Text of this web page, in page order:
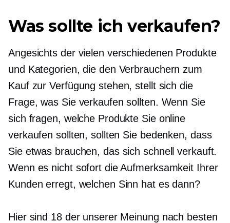
Was sollte ich verkaufen?
Angesichts der vielen verschiedenen Produkte
und Kategorien, die den Verbrauchern zum
Kauf zur Verfügung stehen, stellt sich die
Frage, was Sie verkaufen sollten. Wenn Sie
sich fragen, welche Produkte Sie online
verkaufen sollten, sollten Sie bedenken, dass
Sie etwas brauchen, das sich schnell verkauft.
Wenn es nicht sofort die Aufmerksamkeit Ihrer
Kunden erregt, welchen Sinn hat es dann?
Hier sind 18 der unserer Meinung nach besten